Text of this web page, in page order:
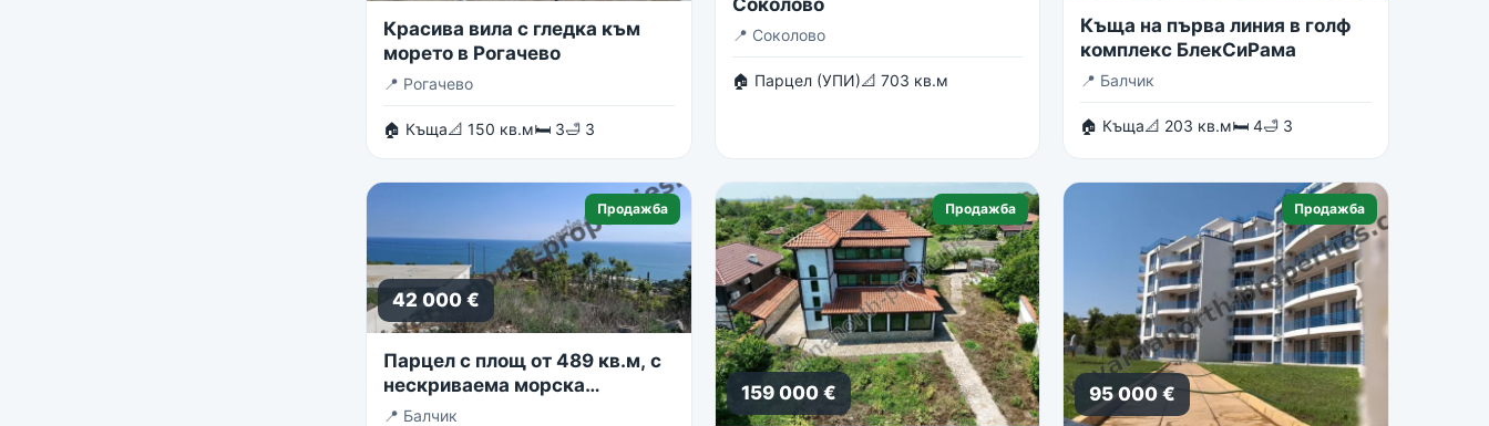
Красива вила с гледка към
морето в Рогачево
📍 Рогачево
🏠 Къща📐 150 кв.м🛏 3🛁 3
Соколово
📍 Соколово
🏠 Парцел (УПИ)📐 703 кв.м
Къща на първа линия в голф
комплекс БлекСиРама
📍 Балчик
🏠 Къща📐 203 кв.м🛏 4🛁 3
Продажба
42 000 €
Парцел с площ от 489 кв.м, с
нескриваема морска
панорама
📍 Балчик
Продажба
159 000 €
Продажба
95 000 €